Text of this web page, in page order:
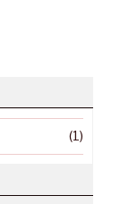
(1)